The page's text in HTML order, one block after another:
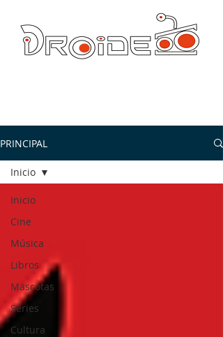
PRINCIPAL
Inicio
Cine
Música
Libros
Mascotas
Series
Cultura
Inicio